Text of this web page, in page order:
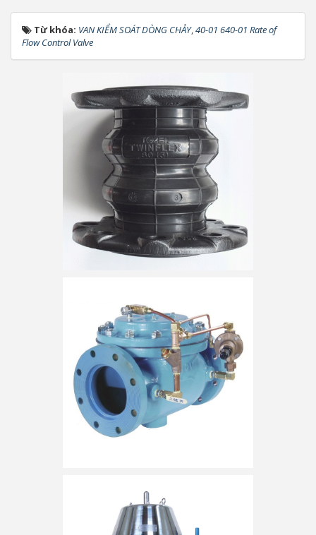
Từ khóa: VAN KIỂM SOÁT DÒNG CHẢY,40-01 640-01 Rate of
Flow Control Valve